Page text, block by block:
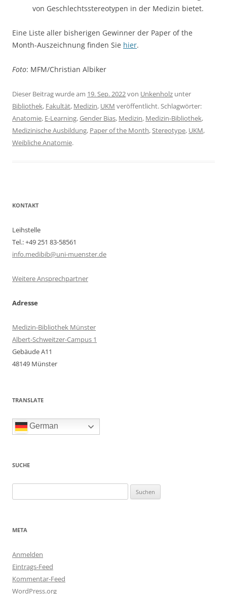
von Geschlechtsstereotypen in der Medizin bietet.
Eine Liste aller bisherigen Gewinner der Paper of the
Month-Auszeichnung finden Sie hier.
Foto: MFM/Christian Albiker
Dieser Beitrag wurde am 19. Sep. 2022von Unkenholz unter
Bibliothek, Fakultät, Medizin, UKM veröffentlicht. Schlagwörter:
Anatomie, E-Learning,Gender Bias, Medizin, Medizin-Bibliothek,
Medizinische Ausbildung, Paper of the Month,Stereotype, UKM,
Weibliche Anatomie.
KONTAKT
Leihstelle
Tel.: +49 251 83-58561
info.medibib@uni-muenster.de
Weitere Ansprechpartner
Adresse
Medizin-Bibliothek Münster
Albert-Schweitzer-Campus 1
Gebäude A11
48149 Münster
TRANSLATE
German
SUCHE
nach:
META
Anmelden
Eintrags-Feed
Kommentar-Feed
WordPress.org